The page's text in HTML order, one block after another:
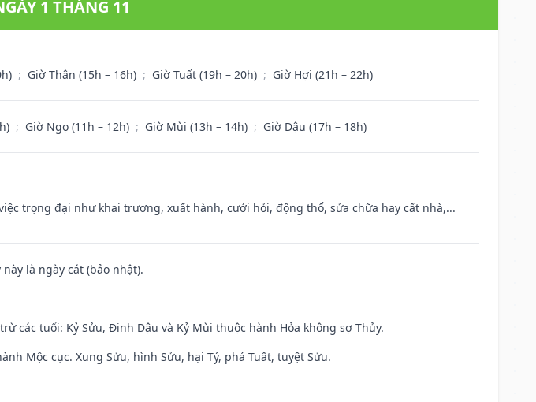
1 THÁNG 11
; Giờ Thân (15h – 16h) ; Giờ Tuất (19h – 20h) ; Giờ Hợi (21h – 22h)
; Giờ Ngọ (11h – 12h) ; Giờ Mùi (13h – 14h) ; Giờ Dậu (17h – 18h)
trọng đại như khai trương, xuất hành, cưới hỏi, động thổ, sửa chữa hay cất nhà,...
là ngày cát (bảo nhật).
các tuổi: Kỷ Sửu, Đinh Dậu và Kỷ Mùi thuộc hành Hỏa không sợ Thủy.
Mộc cục. Xung Sửu, hình Sửu, hại Tý, phá Tuất, tuyệt Sửu.